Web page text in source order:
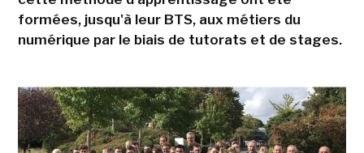
formées, jusqu'à leur BTS, aux métiers du
numérique par le biais de tutorats et de stages.